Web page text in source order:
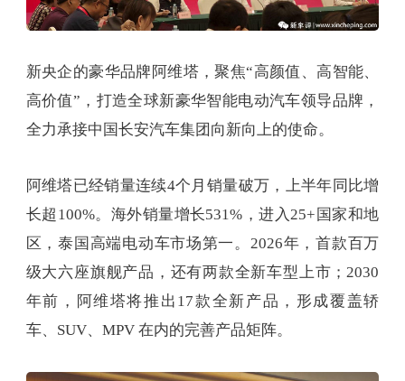
新央企的豪华品牌阿维塔，聚焦“高颜值、高智能、
高价值”，打造全球新豪华智能电动汽车领导品牌，
全力承接中国长安汽车集团向新向上的使命。
阿维塔已经销量连续4个月销量破万，上半年同比增
长超100%。海外销量增长531%，进入25+国家和地
区，泰国高端电动车市场第一。2026年，首款百万
级大六座旗舰产品，还有两款全新车型上市；2030
年前，阿维塔将推出17款全新产品，形成覆盖轿
车、SUV、MPV 在内的完善产品矩阵。